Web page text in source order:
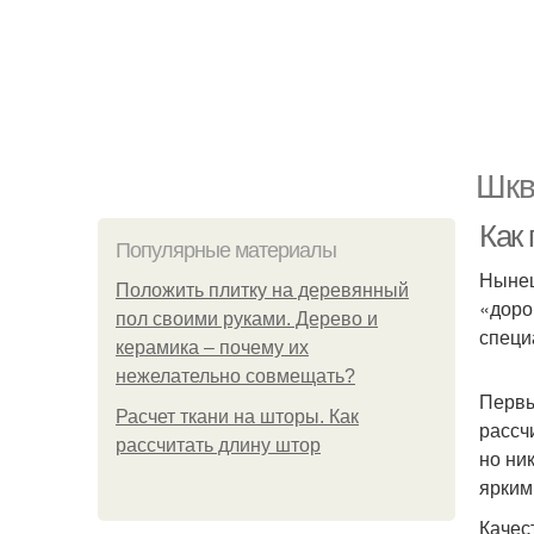
Популярные материалы
Положить плитку на деревянный
пол своими руками. Дерево и
керамика – почему их
нежелательно совмещать?
Расчет ткани на шторы. Как
рассчитать длину штор
Как
но